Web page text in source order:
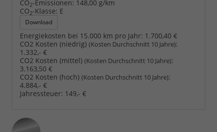
CO2-Emissionen: 148,00 g/km
CO2-Klasse: E
Download
Energiekosten bei 15.000 km pro Jahr: 1.700,40 €
CO2 Kosten (niedrig) (Kosten Durchschnitt 10 Jahre):
1.332,- €
CO2 Kosten (mittel) (Kosten Durchschnitt 10 Jahre):
3.163,50 €
CO2 Kosten (hoch) (Kosten Durchschnitt 10 Jahre):
4.884,- €
Jahressteuer: 149,- €